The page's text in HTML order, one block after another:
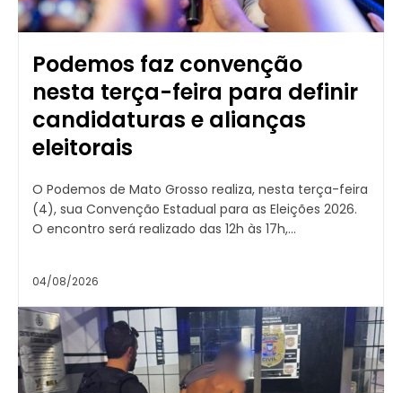
Podemos faz convenção
nesta terça-feira para definir
candidaturas e alianças
eleitorais
O Podemos de Mato Grosso realiza, nesta terça-feira
(4), sua Convenção Estadual para as Eleições 2026.
O encontro será realizado das 12h às 17h,...
04/08/2026